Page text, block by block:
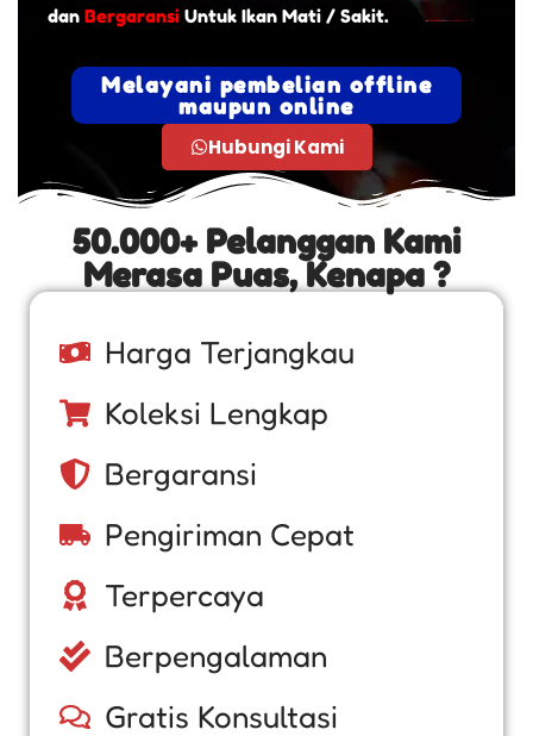
dan Bergaransi Untuk Ikan Mati / Sakit.
Melayani pembelian offline
maupun online
Hubungi Kami
50.000+ Pelanggan Kami
Merasa Puas, Kenapa ?
Harga Terjangkau
Koleksi Lengkap
Bergaransi
Pengiriman Cepat
Terpercaya
Berpengalaman
Gratis Konsultasi